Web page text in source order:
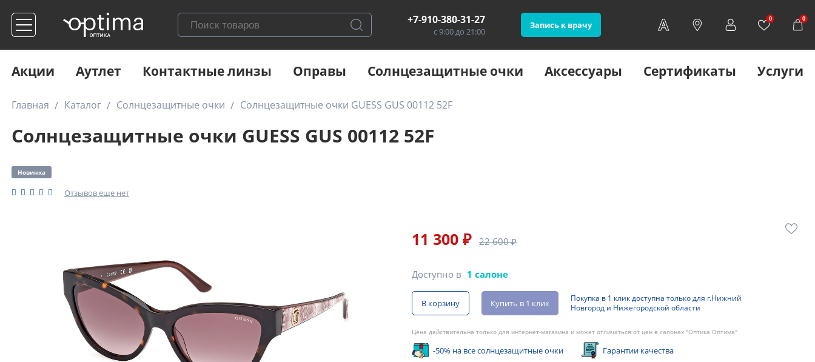
+7-910-380-31-27
с 9:00 до 21:00
Запись к врачу
0 0
Акции Аутлет Контактные линзы Оправы Солнцезащитные очки Аксессуары Сертификаты Услуги
Главная Каталог Солнцезащитные очки Солнцезащитные очки GUESS GUS 00112 52F
Солнцезащитные очки GUESS GUS 00112 52F
Новинка
Отзывов еще нет
11 300 ₽ 22 600 ₽
Доступно в 1 салоне
В корзину Купить в 1 клик
Покупка в 1 клик доступна только для г.Нижний
Новгород и Нижегородской области
Цена действительна только для интернет-магазина и может отличаться от цен в салонах "Оптика Оптима"
-50% на все солнцезащитные очки Гарантии качества